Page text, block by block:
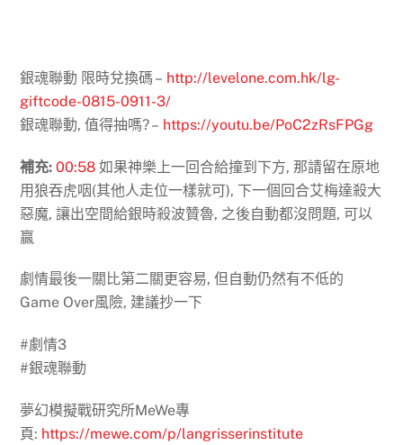
銀魂聯動 限時兌換碼 – http://levelone.com.hk/lg-
giftcode-0815-0911-3/
銀魂聯動, 值得抽嗎? – https://youtu.be/PoC2zRsFPGg
補充: 00:58 如果神樂上一回合給撞到下方, 那請留在原地
用狼吞虎咽(其他人走位一樣就可), 下一個回合艾梅達殺大
惡魔, 讓出空間給銀時殺波贊魯, 之後自動都沒問題, 可以
贏
劇情最後一關比第二關更容易, 但自動仍然有不低的
Game Over風險, 建議抄一下
#劇情3
#銀魂聯動
夢幻模擬戰研究所MeWe專
頁: https://mewe.com/p/langrisserinstitute